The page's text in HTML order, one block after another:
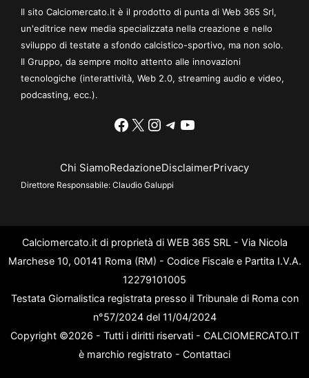
Il sito Calciomercato.it è il prodotto di punta di Web 365 Srl,
un'editrice new media specializzata nella creazione e nello
sviluppo di testate a sfondo calcistico-sportivo, ma non solo.
Il Gruppo, da sempre molto attento alle innovazioni
tecnologiche (interattività, Web 2.0, streaming audio e video,
podcasting, ecc.).
Facebook
X Instagram
Telegram
YouTube
Chi SiamoRedazioneDisclaimerPrivacy
Direttore Responsabile: Claudio Galuppi
Calciomercato.it di proprietà di WEB 365 SRL - Via Nicola
Marchese 10, 00141 Roma (RM) - Codice Fiscale e Partita I.V.A.
12279101005
Testata Giornalistica registrata presso il Tribunale di Roma con
n°57/2024 del 11/04/2024
Copyright ©2026 - Tutti i diritti riservati - CALCIOMERCATO.IT
è marchio registrato - Contattaci